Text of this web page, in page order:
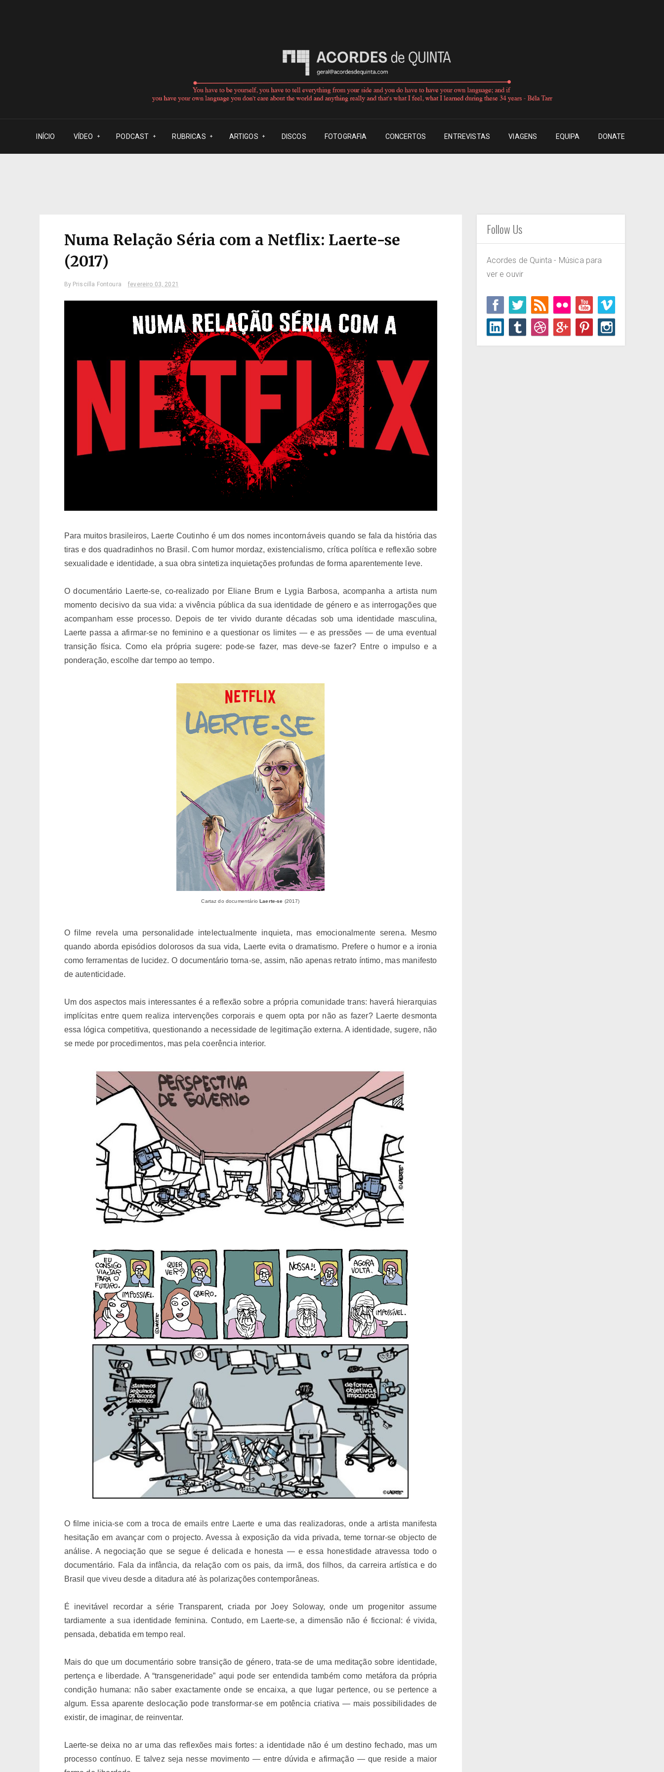
INÍCIO VÍDEO PODCAST RUBRICAS ARTIGOS DISCOS FOTOGRAFIA CONCERTOS ENTREVISTAS VIAGENS EQUIPA DONATE
Numa Relação Séria com a Netflix: Laerte-se
(2017)
By Priscilla Fontoura fevereiro 03, 2021
Para muitos brasileiros, Laerte Coutinho é um dos nomes incontornáveis quando se fala da história das
tiras e dos quadradinhos no Brasil. Com humor mordaz, existencialismo, crítica política e reflexão sobre
sexualidade e identidade, a sua obra sintetiza inquietações profundas de forma aparentemente leve.
O documentário Laerte-se, co-realizado por Eliane Brum e Lygia Barbosa, acompanha a artista num
momento decisivo da sua vida: a vivência pública da sua identidade de género e as interrogações que
acompanham esse processo. Depois de ter vivido durante décadas sob uma identidade masculina,
Laerte passa a afirmar-se no feminino e a questionar os limites — e as pressões — de uma eventual
transição física. Como ela própria sugere: pode-se fazer, mas deve-se fazer? Entre o impulso e a
ponderação, escolhe dar tempo ao tempo.
Cartaz do documentárioLaerte-se (2017)
O filme revela uma personalidade intelectualmente inquieta, mas emocionalmente serena. Mesmo
quando aborda episódios dolorosos da sua vida, Laerte evita o dramatismo. Prefere o humor e a ironia
como ferramentas de lucidez. O documentário torna-se, assim, não apenas retrato íntimo, mas manifesto
de autenticidade.
Um dos aspectos mais interessantes é a reflexão sobre a própria comunidade trans: haverá hierarquias
implícitas entre quem realiza intervenções corporais e quem opta por não as fazer? Laerte desmonta
essa lógica competitiva, questionando a necessidade de legitimação externa. A identidade, sugere, não
se mede por procedimentos, mas pela coerência interior.
O filme inicia-se com a troca de emails entre Laerte e uma das realizadoras, onde a artista manifesta
hesitação em avançar com o projecto. Avessa à exposição da vida privada, teme tornar-se objecto de
análise. A negociação que se segue é delicada e honesta — e essa honestidade atravessa todo o
documentário. Fala da infância, da relação com os pais, da irmã, dos filhos, da carreira artística e do
Brasil que viveu desde a ditadura até às polarizações contemporâneas.
É inevitável recordar a série Transparent, criada por Joey Soloway, onde um progenitor assume
tardiamente a sua identidade feminina. Contudo, em Laerte-se, a dimensão não é ficcional: é vivida,
pensada, debatida em tempo real.
Mais do que um documentário sobre transição de género, trata-se de uma meditação sobre identidade,
pertença e liberdade. A “transgeneridade” aqui pode ser entendida também como metáfora da própria
condição humana: não saber exactamente onde se encaixa, a que lugar pertence, ou se pertence a
algum. Essa aparente deslocação pode transformar-se em potência criativa — mais possibilidades de
existir, de imaginar, de reinventar.
Laerte-se deixa no ar uma das reflexões mais fortes: a identidade não é um destino fechado, mas um
processo contínuo. E talvez seja nesse movimento — entre dúvida e afirmação — que reside a maior
Follow Us
Acordes de Quinta - Música para
ver e ouvir